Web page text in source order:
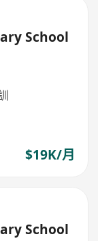
School
$19K/月
School